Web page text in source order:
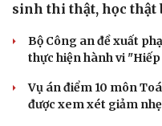
sinh thi thật, học thật
Bộ Công an đề xuất
thực hiện hành vi
Vụ án điểm 10 môn
được xem xét giảm